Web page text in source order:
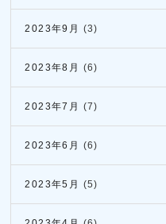
2023年9月 (3)
2023年8月 (6)
2023年7月 (7)
2023年6月 (6)
2023年5月 (5)